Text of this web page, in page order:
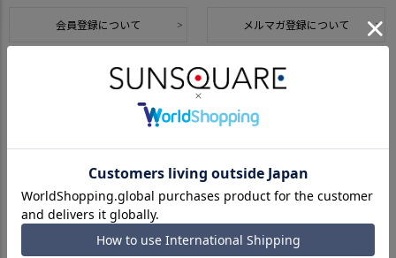
会員登録について メルマガ登録について
悪質な偽サイトについて
Calendar